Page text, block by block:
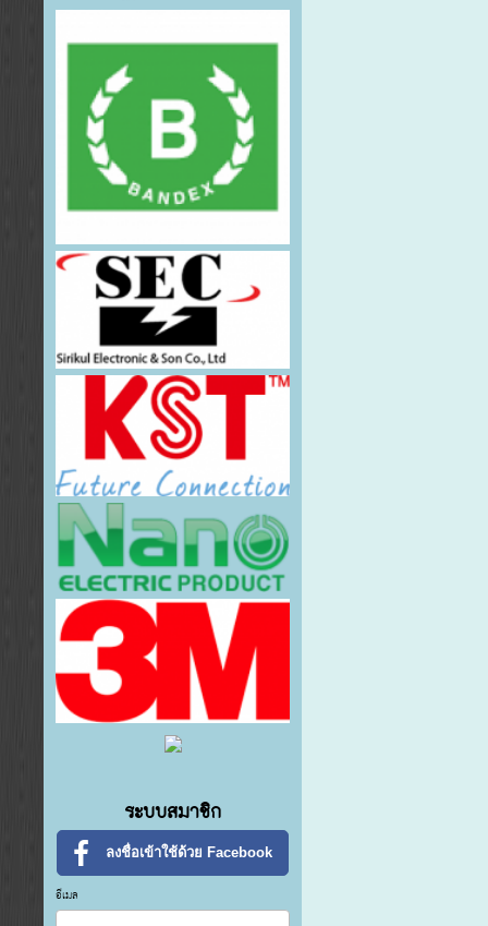
ระบบสมาชิก
ลงชื่อเข้าใช้ด้วย Facebook
อีเมล